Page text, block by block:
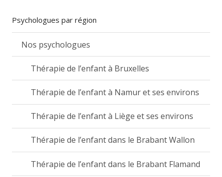
Psychologues par région
Nos psychologues
Thérapie de l’enfant à Bruxelles
Thérapie de l’enfant à Namur et ses environs
Thérapie de l’enfant à Liège et ses environs
Thérapie de l’enfant dans le Brabant Wallon
Thérapie de l’enfant dans le Brabant Flamand